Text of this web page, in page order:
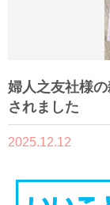
婦人之友社様
されました
2025.12.12